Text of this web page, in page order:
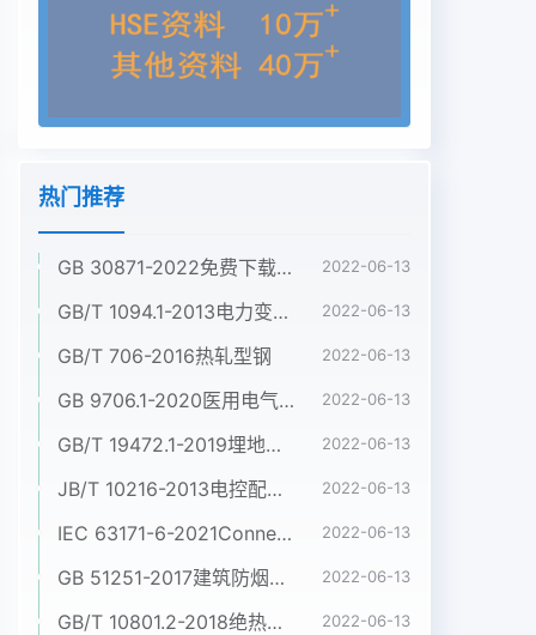
热门推荐
GB 30871-2022免费下载危险化学品企业特殊作业安全规范 2022-06-13
GB/T 1094.1-2013电力变压器 第1部分:总则 2022-06-13
GB/T 706-2016热轧型钢 2022-06-13
GB 9706.1-2020医用电气设备 第1部分:基本安全和基本性能的通用要求 2022-06-13
GB/T 19472.1-2019埋地用聚乙烯(PE)结构壁管道系统 第1部分:聚乙烯双壁波纹管材 2022-06-13
JB/T 10216-2013电控配电用电缆桥架 2022-06-13
IEC 63171-6-2021Connectors for electrical and electronic equipment - Part 6: Detail specification for 2-way and 4-way (data/power), shielded, free and fixed connectors for power and data transmission with frequencies up to 600 MHz 2022-06-13
GB 51251-2017建筑防烟排烟系统技术标准 2022-06-13
GB/T 10801.2-2018绝热用挤塑聚苯乙烯泡沫塑料(XPS) 2022-06-13